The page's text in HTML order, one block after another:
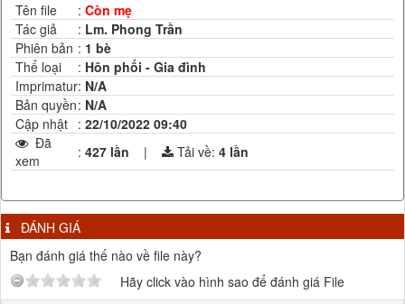
Tên file : Còn mẹ
Tác giả
: Lm. Phong Trần
Phiên bản : 1 bè
Thể loại
: Hôn phối - Gia đình
Imprimatur: N/A
Bản quyền: N/A
Cập nhật : 22/10/2022 09:40
Đã
xem
: 427 lần | Tải về: 4 lần
ĐÁNH GIÁ
Bạn đánh giá thế nào về file này?
Hãy click vào hình sao để đánh giá File